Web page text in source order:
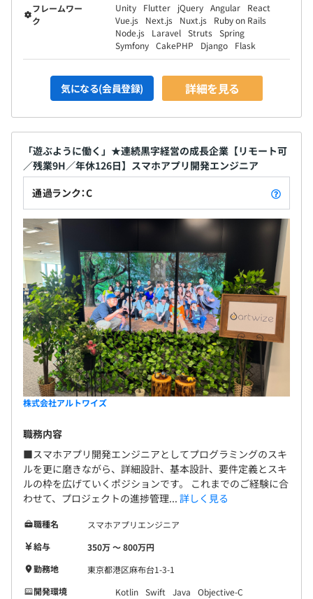
フレームワー
ク
Unity Flutter jQuery Angular
React
Vue.js
Next.js Nuxt.js
Ruby on Rails
Node.js
Laravel Struts Spring
Symfony CakePHP Django Flask
気になる(会員登録) 詳細を見る
「遊ぶように働く」★連続黒字経営の成長企業【リモート可
／残業9H／年休126日】スマホアプリ開発エンジニア
通過ランク：C
株式会社アルトワイズ
職務内容
■スマホアプリ開発エンジニアとしてプログラミングのスキ
ルを更に磨きながら、詳細設計、基本設計、要件定義とスキ
ルの枠を広げていくポジションです。 これまでのご経験に合
わせて、プロジェクトの進捗管理... 詳しく見る
職種名
スマホアプリエンジニア
給与
350万 〜 800万円
勤務地
東京都港区麻布台1-3-1
開発環境
Kotlin Swift Java
Objective-C